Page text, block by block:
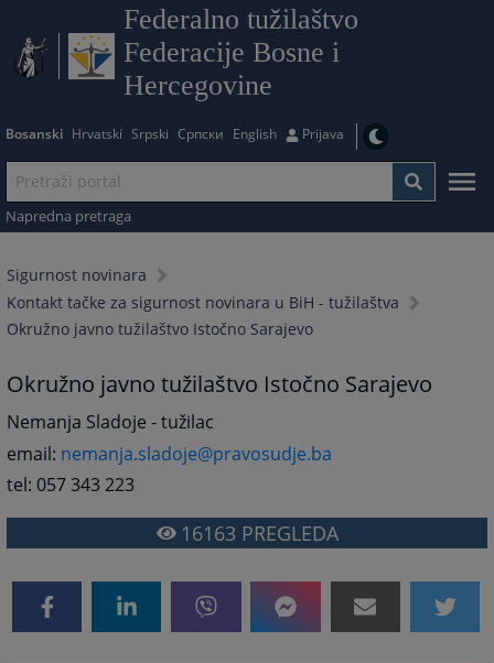
Federalno tužilaštvo
Federacije Bosne i
Hercegovine
Bosanski Hrvatski Srpski Српски English Prijava
Napredna pretraga
Sigurnost novinara
Kontakt tačke za sigurnost novinara u BiH - tužilaštva
Okružno javno tužilaštvo Istočno Sarajevo
Okružno javno tužilaštvo Istočno Sarajevo
Nemanja Sladoje - tužilac
email: nemanja.sladoje@pravosudje.ba
tel: 057 343 223
16163 PREGLEDA